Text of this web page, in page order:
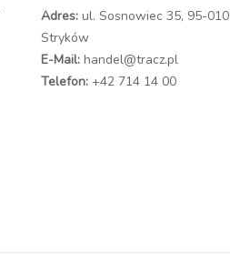
Adres: ul. Sosnowiec 35, 95-010
Stryków
E-Mail: handel@tracz.pl
Telefon: +42 714 14 00